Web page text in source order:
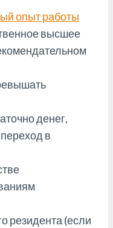
опыт работы
высшее
денег,
в
резидента (если